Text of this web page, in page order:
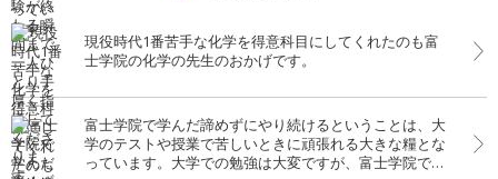
現役時代1番苦手な化学を得意科目にしてくれたのも富
士学院の化学の先生のおかげです。
富士学院で学んだ諦めずにやり続けるということは、大
学のテストや授業で苦しいときに頑張れる大きな糧とな
っています。大学での勉強は大変ですが、富士学院での